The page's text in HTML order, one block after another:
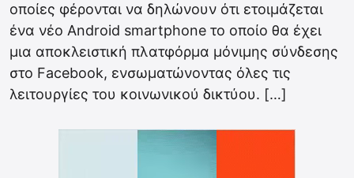
οποίες φέρονται να δηλώνουν ότι ετοιμάζεται
ένα νέο Android smartphone το οποίο θα έχει
μια αποκλειστική πλατφόρμα μόνιμης σύνδεσης
στο Facebook, ενσωματώνοντας όλες τις
λειτουργίες του κοινωνικού δικτύου. […]